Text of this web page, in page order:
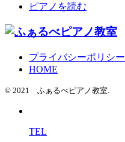
ピアノを読む
プライバシーポリシー
HOME
© 2021 ふぁるべピアノ教室.
TEL